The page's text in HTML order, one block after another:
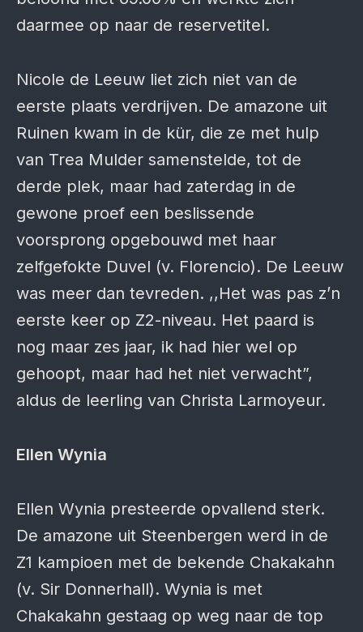
daarmee op naar de reservetitel.
Nicole de Leeuw liet zich niet van de
eerste plaats verdrijven. De amazone uit
Ruinen kwam in de kür, die ze met hulp
van Trea Mulder samenstelde, tot de
derde plek, maar had zaterdag in de
gewone proef een beslissende
voorsprong opgebouwd met haar
zelfgefokte Duvel (v. Florencio). De Leeuw
was meer dan tevreden. ,,Het was pas z’n
eerste keer op Z2-niveau. Het paard is
nog maar zes jaar, ik had hier wel op
gehoopt, maar had het niet verwacht”,
aldus de leerling van Christa Larmoyeur.
Ellen Wynia
Ellen Wynia presteerde opvallend sterk.
De amazone uit Steenbergen werd in de
Z1 kampioen met de bekende Chakakahn
(v. Sir Donnerhall). Wynia is met
Chakakahn gestaag op weg naar de top